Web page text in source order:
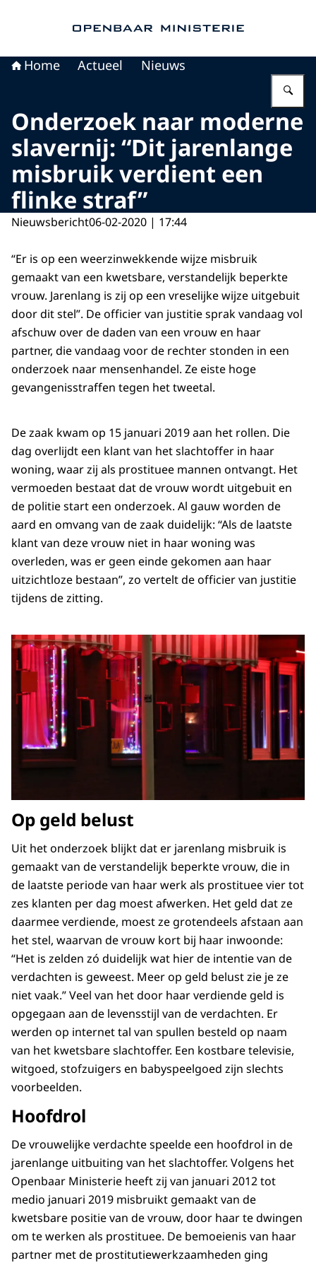
Home Actueel Nieuws
Onderzoek naar moderne
slavernij: “Dit jarenlange
misbruik verdient een
flinke straf”
Nieuwsbericht06-02-2020 | 17:44
“Er is op een weerzinwekkende wijze misbruik
gemaakt van een kwetsbare, verstandelijk beperkte
vrouw. Jarenlang is zij op een vreselijke wijze uitgebuit
door dit stel”. De officier van justitie sprak vandaag vol
afschuw over de daden van een vrouw en haar
partner, die vandaag voor de rechter stonden in een
onderzoek naar mensenhandel. Ze eiste hoge
gevangenisstraffen tegen het tweetal.
De zaak kwam op 15 januari 2019 aan het rollen. Die
dag overlijdt een klant van het slachtoffer in haar
woning, waar zij als prostituee mannen ontvangt. Het
vermoeden bestaat dat de vrouw wordt uitgebuit en
de politie start een onderzoek. Al gauw worden de
aard en omvang van de zaak duidelijk: “Als de laatste
klant van deze vrouw niet in haar woning was
overleden, was er geen einde gekomen aan haar
uitzichtloze bestaan”, zo vertelt de officier van justitie
tijdens de zitting.
Op geld belust
Uit het onderzoek blijkt dat er jarenlang misbruik is
gemaakt van de verstandelijk beperkte vrouw, die in
de laatste periode van haar werk als prostituee vier tot
zes klanten per dag moest afwerken. Het geld dat ze
daarmee verdiende, moest ze grotendeels afstaan aan
het stel, waarvan de vrouw kort bij haar inwoonde:
“Het is zelden zó duidelijk wat hier de intentie van de
verdachten is geweest. Meer op geld belust zie je ze
niet vaak.” Veel van het door haar verdiende geld is
opgegaan aan de levensstijl van de verdachten. Er
werden op internet tal van spullen besteld op naam
van het kwetsbare slachtoffer. Een kostbare televisie,
witgoed, stofzuigers en babyspeelgoed zijn slechts
voorbeelden.
Hoofdrol
De vrouwelijke verdachte speelde een hoofdrol in de
jarenlange uitbuiting van het slachtoffer. Volgens het
Openbaar Ministerie heeft zij van januari 2012 tot
medio januari 2019 misbruikt gemaakt van de
kwetsbare positie van de vrouw, door haar te dwingen
om te werken als prostituee. De bemoeienis van haar
partner met de prostitutiewerkzaamheden ging